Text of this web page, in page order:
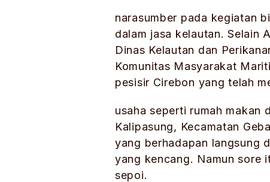
narasumber pada kegiatan
dalam jasa kelautan. Selain
Dinas Kelautan dan
Komunitas Masyarakat
pesisir Cirebon yang telah
usaha seperti rumah makan
Kalipasung, Kecamatan
yang berhadapan langsung
yang kencang. Namun sore
sepoi.